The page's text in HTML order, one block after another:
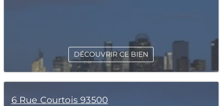
DÉCOUVRIR CE BIEN
6 Rue Courtois 93500